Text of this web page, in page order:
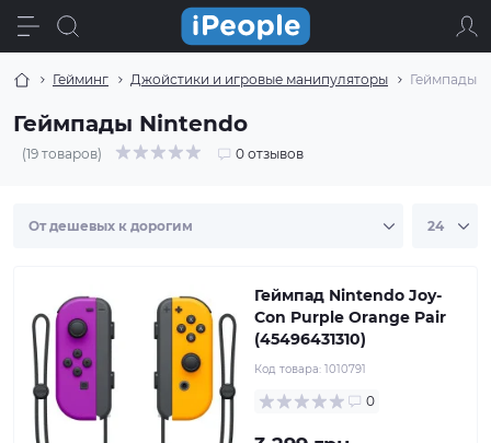
Гейминг Джойстики и игровые манипуляторы Геймпады
Геймпады Nintendo
(19 товаров) 0 отзывов
Геймпад Nintendo Joy-
Con Purple Orange Pair
(45496431310)
Код товара: 1010791
0